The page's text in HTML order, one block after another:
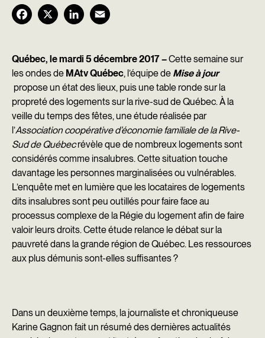
F
c
e
b
o
o
k
X
L
n
k
e
d
I
n
a
i
l
Québec, le mardi 5 décembre 2017 –Cette semaine sur
les ondes de MAtv Québec, l’équipe de Mise à jour
propose un état des lieux, puis une table ronde sur la
propreté des logements sur la rive-sud de Québec. À la
veille du temps des fêtes, une étude réalisée par
l’Association coopérative d’économie familiale de la Rive-
Sud de Québecrévèle que de nombreux logements sont
considérés comme insalubres. Cette situation touche
davantage les personnes marginalisées ou vulnérables.
L’enquête met en lumière que les locataires de logements
dits insalubres sont peu outillés pour faire face au
processus complexe de la Régie du logement afin de faire
valoir leurs droits. Cette étude relance le débat sur la
pauvreté dans la grande région de Québec. Les ressources
aux plus démunis sont-elles suffisantes ?
Dans un deuxième temps, la journaliste et chroniqueuse
Karine Gagnon fait un résumé des dernières actualités